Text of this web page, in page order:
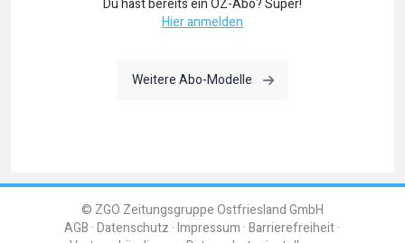
Du hast bereits ein OZ-Abo? Super!
Hier anmelden
Weitere Abo-Modelle
© ZGO Zeitungsgruppe Ostfriesland GmbH
AGB Datenschutz Impressum Barrierefreiheit